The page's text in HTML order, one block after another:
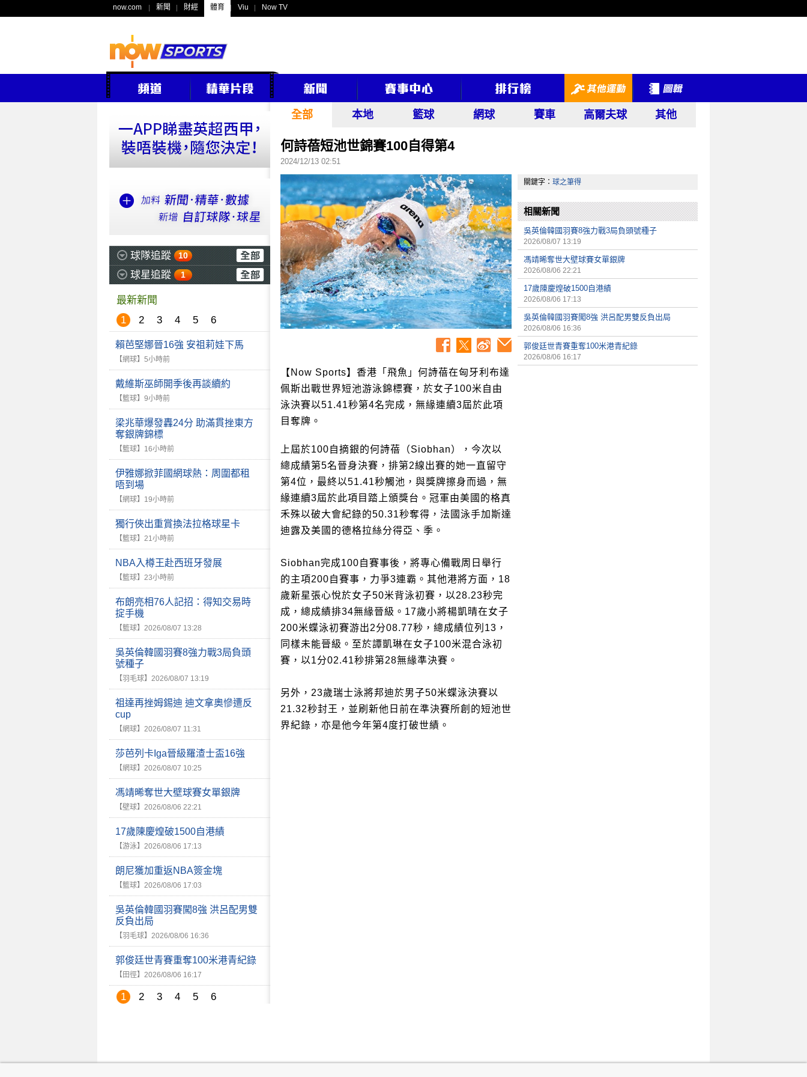
now.com 新聞 財經 體育 Viu Now TV
球隊追蹤 10
球星追蹤 1
最新新聞
1
2 3 4 5 6
賴芭堅娜晉16強 安祖莉娃下馬
【網球】 5小時前
戴維斯巫師開季後再談續約
【籃球】 9小時前
梁兆華爆發轟24分 助滿貫挫東方
奪銀牌錦標
【籃球】 16小時前
伊雅娜掀菲國網球熱：周圍都租
唔到場
【網球】 19小時前
獨行俠出重賞換法拉格球星卡
【籃球】 21小時前
NBA入樽王赴西班牙發展
【籃球】 23小時前
布朗亮相76人記招：得知交易時
掟手機
【籃球】 2026/08/07 13:28
吳英倫韓國羽賽8強力戰3局負頭
號種子
【羽毛球】 2026/08/07 13:19
祖達再挫姆錫迪 迪文拿奧慘遭反
cup
【網球】 2026/08/07 11:31
莎芭列卡Iga晉級羅渣士盃16強
【網球】 2026/08/07 10:25
馮靖晞奪世大壁球賽女單銀牌
【壁球】 2026/08/06 22:21
17歲陳慶煌破1500自港績
【游泳】 2026/08/06 17:13
朗尼獲加重返NBA簽金塊
【籃球】 2026/08/06 17:03
吳英倫韓國羽賽闖8強 洪呂配男雙
反負出局
【羽毛球】 2026/08/06 16:36
郭俊廷世青賽重奪100米港青紀錄
【田徑】 2026/08/06 16:17
1 2 3 4 5 6
全部 本地 籃球 網球 賽車 高爾夫球 其他
何詩蓓短池世錦賽100自得第4
2024/12/13 02:51
【Now Sports】香港「飛魚」何詩蓓在匈牙利布達
佩斯出戰世界短池游泳錦標賽，於女子100米自由
泳決賽以51.41秒第4名完成，無緣連續3屆於此項
目奪牌。
上屆於100自摘銀的何詩蓓（Siobhan），今次以
總成績第5名晉身決賽，排第2線出賽的她一直留守
第4位，最終以51.41秒觸池，與獎牌擦身而過，無
緣連續3屆於此項目踏上頒獎台。冠軍由美國的格真
禾殊以破大會紀錄的50.31秒奪得，法國泳手加斯達
迪露及美國的德格拉絲分得亞、季。
Siobhan完成100自賽事後，將專心備戰周日舉行
的主項200自賽事，力爭3連霸。其他港將方面，18
歲新星張心悅於女子50米背泳初賽，以28.23秒完
成，總成績排34無緣晉級。17歲小將楊凱晴在女子
200米蝶泳初賽游出2分08.77秒，總成績位列13，
同樣未能晉級。至於譚凱琳在女子100米混合泳初
賽，以1分02.41秒排第28無緣準決賽。
另外，23歲瑞士泳將邦迪於男子50米蝶泳決賽以
21.32秒封王，並刷新他日前在準決賽所創的短池世
界紀錄，亦是他今年第4度打破世績。
關鍵字： 球之筆得
相關新聞
吳英倫韓國羽賽8強力戰3局負頭號種子
2026/08/07 13:19
馮靖晞奪世大壁球賽女單銀牌
2026/08/06 22:21
17歲陳慶煌破1500自港績
2026/08/06 17:13
吳英倫韓國羽賽闖8強 洪呂配男雙反負出局
2026/08/06 16:36
郭俊廷世青賽重奪100米港青紀錄
2026/08/06 16:17